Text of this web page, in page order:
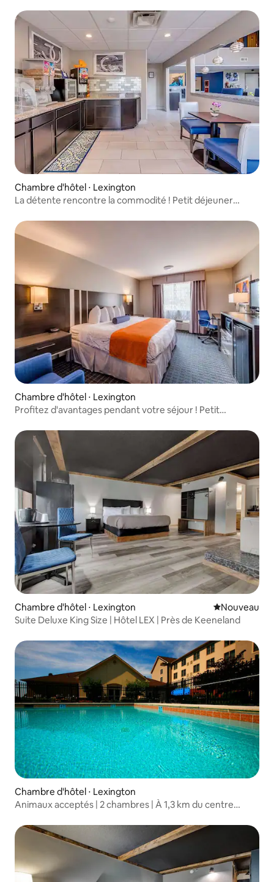
Chambre d'hôtel ⋅ Lexington
La détente rencontre la commodité ! Petit déjeuner
Chambre d'hôtel ⋅ Lexington
Profitez d'avantages pendant votre séjour ! Petit
Chambre d'hôtel ⋅ Lexington Nouvel
Nouveau
Suite Deluxe King Size | Hôtel LEX | Près de Keeneland
Chambre d'hôtel ⋅ Lexington
Animaux acceptés | 2 chambres | À 1,3 km du centre